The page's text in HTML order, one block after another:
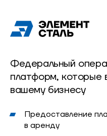
Федеральный
платформ, которые
вашему бизнесу
Предоставление
в аренду